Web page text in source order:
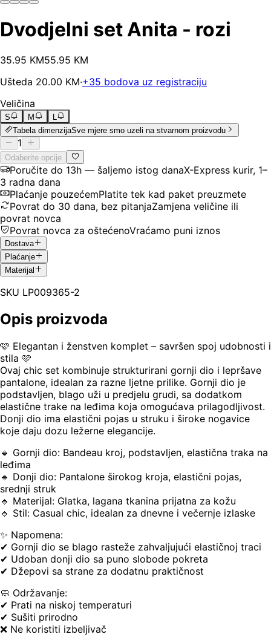
Dvodjelni set Anita - rozi
35.95 KM55.95 KM
Ušteda 20.00 KM·+35 bodova uz registraciju
Veličina
S M
L
Tabela dimenzijaSve mjere smo uzeli na stvarnom proizvodu
1
Odaberite opcije
Poručite do 13h — šaljemo istog danaX-Express kurir, 1–
3 radna dana
Plaćanje pouzećemPlatite tek kad paket preuzmete
Povrat do 30 dana, bez pitanjaZamjena veličine ili
povrat novca
Povrat novca za oštećenoVraćamo puni iznos
Dostava
Plaćanje
Materijal
SKU LP009365-2
Opis proizvoda
🩷 Elegantan i ženstven komplet – savršen spoj udobnosti i
stila 🩷
Ovaj chic set kombinuje strukturirani gornji dio i lepršave
pantalone, idealan za razne ljetne prilike. Gornji dio je
podstavljen, blago uži u predjelu grudi, sa dodatkom
elastične trake na leđima koja omogućava prilagodljivost.
Donji dio ima elastični pojas u struku i široke nogavice
koje daju dozu ležerne elegancije.
🔹 Gornji dio: Bandeau kroj, podstavljen, elastična traka na
leđima
🔹 Donji dio: Pantalone širokog kroja, elastični pojas,
srednji struk
🔹 Materijal: Glatka, lagana tkanina prijatna za kožu
🔹 Stil: Casual chic, idealan za dnevne i večernje izlaske
✨ Napomena:
✔ Gornji dio se blago rasteže zahvaljujući elastičnoj traci
✔ Udoban donji dio sa puno slobode pokreta
✔ Džepovi sa strane za dodatnu praktičnost
🧼 Održavanje:
✔ Prati na niskoj temperaturi
✔ Sušiti prirodno
❌ Ne koristiti izbeljivač